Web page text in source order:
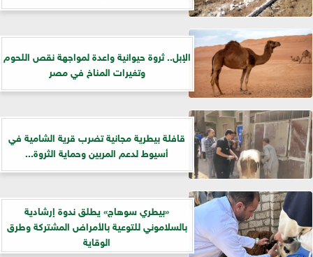
الإبل.. ثروة حيوانية واعدة لمواجهة نقص اللحوم
وتغيرات المناخ في مصر
قافلة بيطرية مجانية تضرب قرية الشامية في
أسيوط لدعم المربين وحماية الثروة...
«بيطري سوهاج» يطلق ندوة إرشادية
بالسلاموني للتوعية بالأمراض المشتركة وطرق
الوقاية